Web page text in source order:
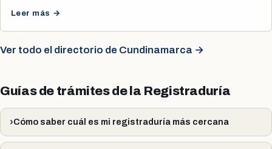
Leer más →
Ver todo el directorio de Cundinamarca →
Guías de trámites de la Registraduría
Cómo saber cuál es mi registraduría más cercana